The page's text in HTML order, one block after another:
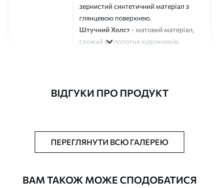
зернистий синтетичний матеріал з
глянцевою поверхнею.
Штучний Холст - матовий матеріал,
схожий на полотна художників.
Додатково Можна додати лакове покриття.
ВІДГУКИ ПРО ПРОДУКТ
ПЕРЕГЛЯНУТИ ВСЮ ГАЛЕРЕЮ
ВАМ ТАКОЖ МОЖЕ СПОДОБАТИСЯ